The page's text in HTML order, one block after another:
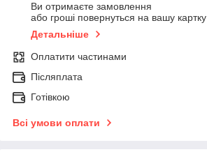
Ви отримаєте замовлення
або гроші повернуться на вашу картку
Детальніше
Оплатити частинами
Післяплата
Готівкою
Всі умови оплати